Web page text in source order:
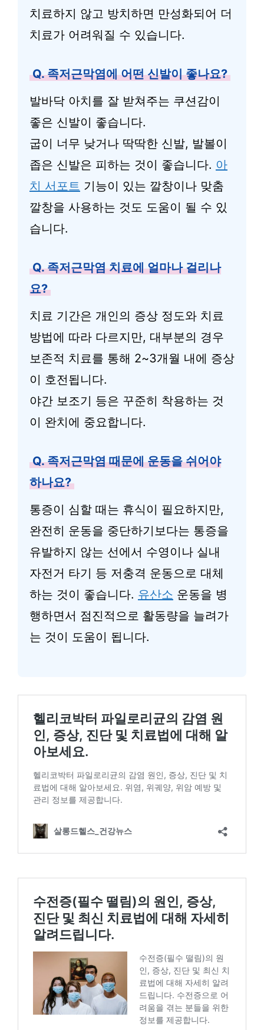
치료하지 않고 방치하면 만성화되어 더
치료가 어려워질 수 있습니다.
Q. 족저근막염에 어떤 신발이 좋나요?
발바닥 아치를 잘 받쳐주는 쿠션감이
좋은 신발이 좋습니다.
굽이 너무 낮거나 딱딱한 신발, 발볼이
좁은 신발은 피하는 것이 좋습니다. 아
치 서포트 기능이 있는 깔창이나 맞춤
깔창을 사용하는 것도 도움이 될 수 있
습니다.
Q. 족저근막염 치료에 얼마나 걸리나
요?
치료 기간은 개인의 증상 정도와 치료
방법에 따라 다르지만, 대부분의 경우
보존적 치료를 통해 2~3개월 내에 증상
이 호전됩니다.
야간 보조기 등은 꾸준히 착용하는 것
이 완치에 중요합니다.
Q. 족저근막염 때문에 운동을 쉬어야
하나요?
통증이 심할 때는 휴식이 필요하지만,
완전히 운동을 중단하기보다는 통증을
유발하지 않는 선에서 수영이나 실내
자전거 타기 등 저충격 운동으로 대체
하는 것이 좋습니다. 유산소 운동을 병
행하면서 점진적으로 활동량을 늘려가
는 것이 도움이 됩니다.